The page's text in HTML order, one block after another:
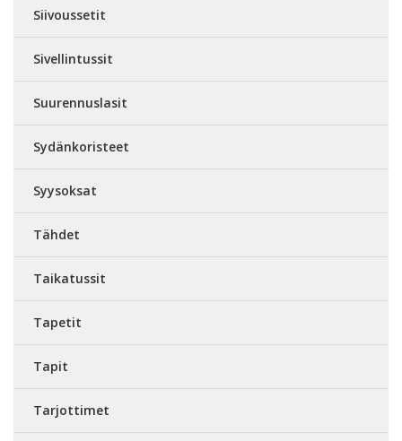
Siivoussetit
Sivellintussit
Suurennuslasit
Sydänkoristeet
Syysoksat
Tähdet
Taikatussit
Tapetit
Tapit
Tarjottimet